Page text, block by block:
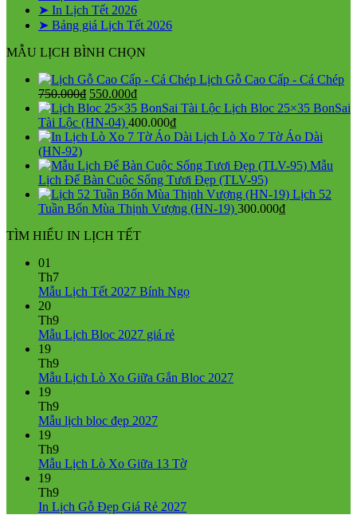
➤ In Lịch Tết 2026
➤ Bảng giá Lịch Tết 2026
MẪU LỊCH BÌNH CHỌN
Lịch Gỗ Cao Cấp - Cá Chép
750.000₫ Giá
gốc
là:
750.000₫.
550.000₫Giá
hiện
tại
là:
Lịch Bloc 25×35 BonSai
Tài Lộc (HN-04) 400.000₫
Lịch Lò Xo 7 Tờ Áo Dài
(HN-92)
Mẫu
Lịch Để Bàn Cuộc Sống Tươi Đẹp (TLV-95)
Lịch 52
Tuần Bốn Mùa Thịnh Vượng (HN-19) 300.000₫
TÌM HIỂU IN LỊCH TẾT
01
Th7
Mẫu Lịch Tết 2027 Bính NgọKhông
Lịch
20
Th9
Mẫu Lịch Bloc 2027 giá rẻKhông
luận
giá
19
Th9
Mẫu Lịch Lò Xo Giữa Gắn Bloc 2027Không
19
Th9
Mẫu lịch bloc đẹp 2027Không
luận
lịch
19
Th9
Mẫu Lịch Lò Xo Giữa 13 TờKhông
luận
19
Th9
In Lịch Gỗ Đẹp Giá Rẻ 2027Không